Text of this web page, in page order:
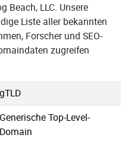
Beach, LLC. Unsere
Liste aller bekannten
Forscher und SEO-
zugreifen
gTLD
Generische Top-Level-
Domain